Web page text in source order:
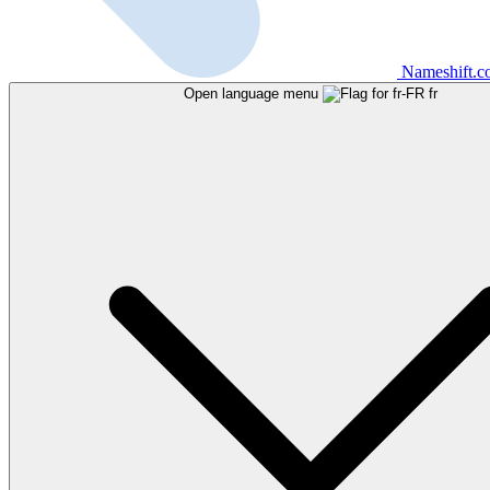
Open language menu fr